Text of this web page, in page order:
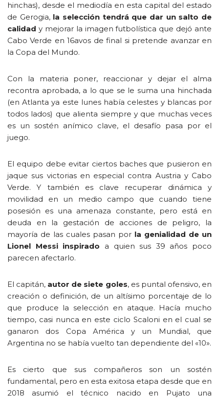
hinchas), desde el mediodía en esta capital del estado
de Gerogia, la selección tendrá que dar un salto de
calidad y mejorar la imagen futbolística que dejó ante
Cabo Verde en 16avos de final si pretende avanzar en
la Copa del Mundo.
Con la materia poner, reaccionar y dejar el alma
recontra aprobada, a lo que se le suma una hinchada
(en Atlanta ya este lunes había celestes y blancas por
todos lados) que alienta siempre y que muchas veces
es un sostén anímico clave, el desafío pasa por el
juego.
El equipo debe evitar ciertos baches que pusieron en
jaque sus victorias en especial contra Austria y Cabo
Verde. Y también es clave recuperar dinámica y
movilidad en un medio campo que cuando tiene
posesión es una amenaza constante, pero está en
deuda en la gestación de acciones de peligro, la
mayoría de las cuales pasan por la genialidad de un
Lionel Messi inspirado a quien sus 39 años poco
parecen afectarlo.
El capitán, autor de siete goles, es puntal ofensivo, en
creación o definición, de un altísimo porcentaje de lo
que produce la selección en ataque. Hacía mucho
tiempo, casi nunca en este ciclo Scaloni en el cual se
ganaron dos Copa América y un Mundial, que
Argentina no se había vuelto tan dependiente del «10».
Es cierto que sus compañeros son un sostén
fundamental, pero en esta exitosa etapa desde que en
2018 asumió el técnico nacido en Pujato una